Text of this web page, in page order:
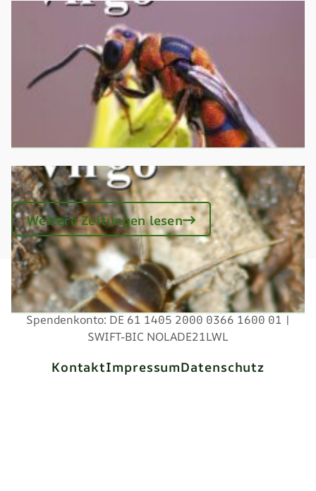
Weitere Zeitungen lesen
Entomologischer Verein Mecklenburg e.V. 2026
Dr. Martin Feike, Neue Str. 16, 18356 Fuhlendorf |
Spendenkonto: DE 61 1405 2000 0366 1600 01 |
SWIFT-BIC NOLADE21LWL
KontaktImpressumDatenschutz